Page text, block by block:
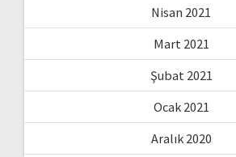
Nisan 2021
Mart 2021
Şubat 2021
Ocak 2021
Aralık 2020